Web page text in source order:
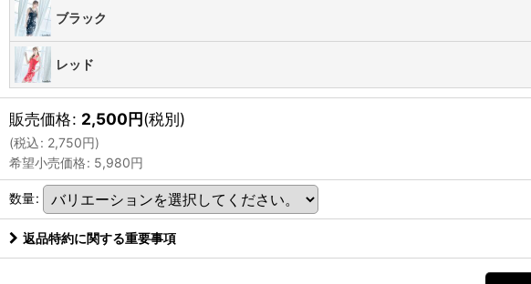
ブラック
レッド
販売価格: 2,500円(税別)
(税込: 2,750円)
希望小売価格: 5,980円
数量:
返品特約に関する重要事項